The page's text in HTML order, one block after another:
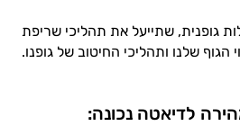
גופנית, שתייעל את תהליכי שריפת
הגוף שלנו ותהליכי החיטוב של גופנו.
לדיאטה נכונה:
תוצאות גם בחיי היום
והספורט.